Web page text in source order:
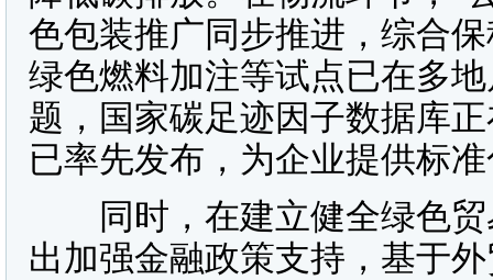
色包装推广同步推进，综合
绿色燃料加注等试点已在多
题，国家碳足迹因子数据库
已率先发布，为企业提供标
同时，在建立健全绿色贸
出加强金融政策支持，基于